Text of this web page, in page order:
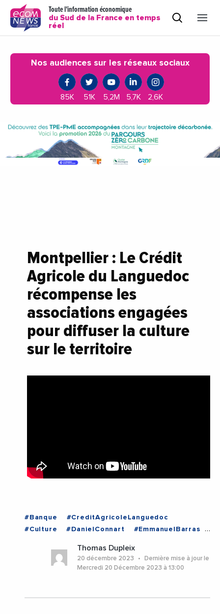
Toute l'information économique
du Sud de la France en temps
réel
Nos audiences sur les réseaux sociaux
85K 51K 5,2M 5,7K 2,6K
Montpellier : Le Crédit
Agricole du Languedoc
récompense les
associations engagées
pour diffuser la culture
sur le territoire
#Banque
#CreditAgricoleLanguedoc
#Culture
#DanielConnart
#EmmanuelBarras
Thomas Dupleix
20 décembre 2023
Dernière mise à jour le
Mercredi 20 Décembre 2023 à 13:00